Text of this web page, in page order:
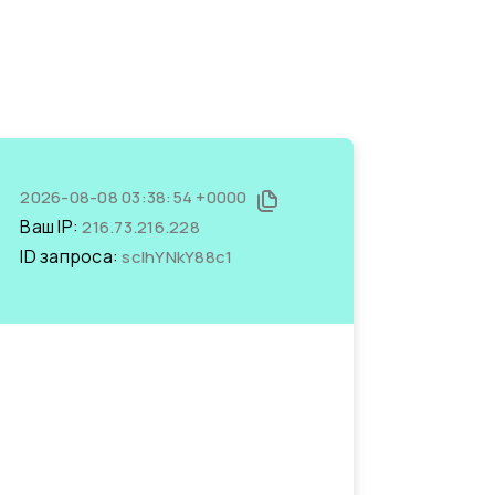
2026-08-08 03:38:54 +0000
Ваш IP:216.73.216.228
ID запроса:scIhYNkY88c1